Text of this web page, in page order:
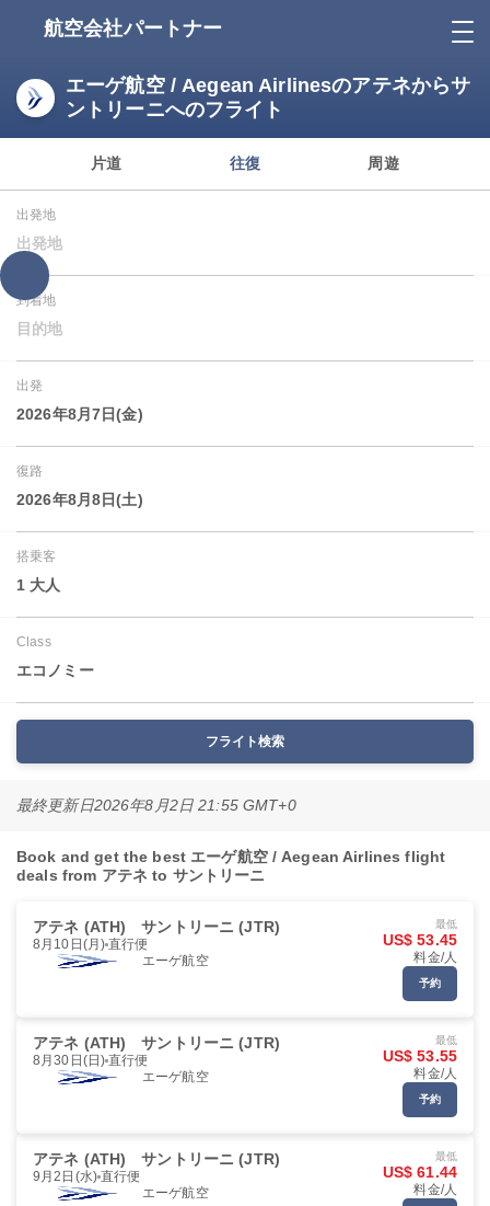
航空会社パートナー
エーゲ航空 / Aegean Airlinesのアテネからサ
ントリーニへのフライト
片道 往復 周遊
出発地
出発地
到着地
目的地
出発
2026年8月7日(金)
復路
2026年8月8日(土)
搭乗客
1 大人
Class
エコノミー
フライト検索
最終更新日2026年8月2日 21:55 GMT+0
Book and get the best エーゲ航空 / Aegean Airlines flight
deals from アテネ to サントリーニ
アテネ (ATH) サントリーニ (JTR)
8月10日(月) 直行便
エーゲ航空
最低
US$ 53.45
料金/人
予約
アテネ (ATH) サントリーニ (JTR)
8月30日(日) 直行便
エーゲ航空
最低
US$ 53.55
料金/人
予約
アテネ (ATH) サントリーニ (JTR)
9月2日(水) 直行便
エーゲ航空
最低
US$ 61.44
料金/人